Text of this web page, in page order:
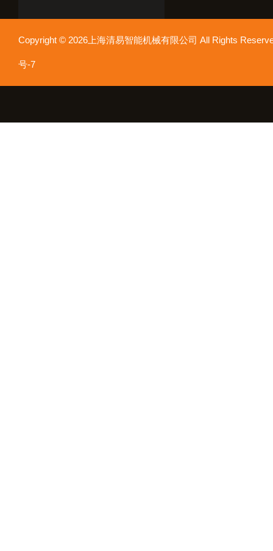
Copyright © 2026上海清易智能机械有限公司 All Rights
号-7